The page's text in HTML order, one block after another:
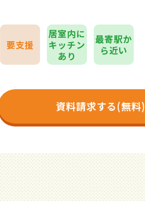
要支援
居室内に
キッチン
あり
最寄駅か
ら近い
資料請求する(無料)